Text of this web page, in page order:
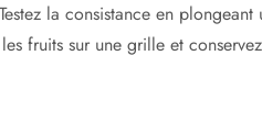
la consistance en
fruits sur une grille et